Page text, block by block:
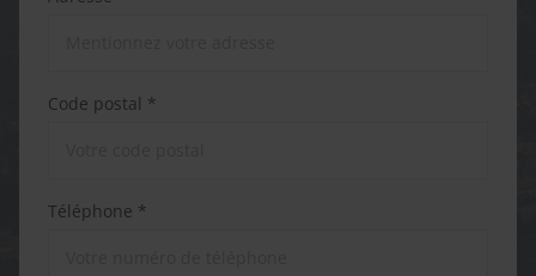
Code postal *
Téléphone *